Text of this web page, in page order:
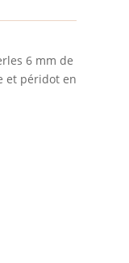
à
6 mm de
et péridot en